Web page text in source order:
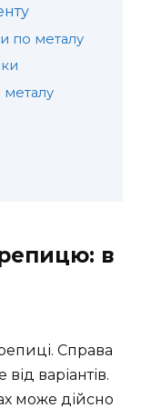
по металу
металу
в
Справа
варіантів.
може дійсно